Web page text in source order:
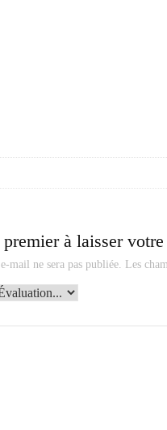
à laisser
mail ne sera pas publiée. Les